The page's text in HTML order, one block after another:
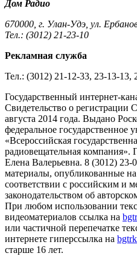
Дом Радио
670000, г. Улан-Удэ, ул.
Тел.: (3012) 21-23-10
Рекламная служба
Тел.: (3012) 21-12-33, 23-13-13,
Государственный интернет-
Cвидетельство о
августа 2014 года. Выдано
федеральное государственное
«Всероссийская
радиовещательная компания».
Елена Валерьевна. 8 (3012)
материалы, опубликованные
соответствии с российским и
законодательством об
При любом использовании
видеоматериалов ссылка на
или частичной перепечатке
интернете гиперссылка на
старше 16 лет.